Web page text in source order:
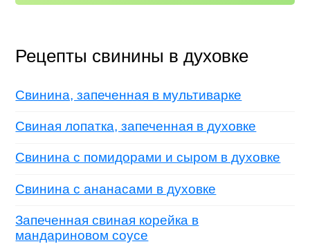
Рецепты свинины в духовке
Свинина, запеченная в мультиварке
Свиная лопатка, запеченная в духовке
Свинина с помидорами и сыром в духовке
Свинина с ананасами в духовке
Запеченная свиная корейка в
мандариновом соусе